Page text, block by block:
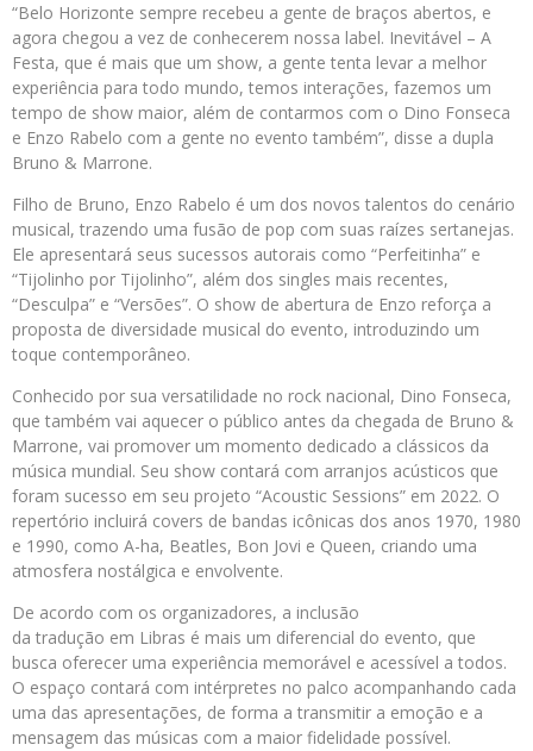
“Belo Horizonte sempre recebeu a gente de braços abertos, e
agora chegou a vez de conhecerem nossa label. Inevitável – A
Festa, que é mais que um show, a gente tenta levar a melhor
experiência para todo mundo, temos interações, fazemos um
tempo de show maior, além de contarmos com o Dino Fonseca
e Enzo Rabelo com a gente no evento também”, disse a dupla
Bruno & Marrone.
Filho de Bruno, Enzo Rabelo é um dos novos talentos do cenário
musical, trazendo uma fusão de pop com suas raízes sertanejas.
Ele apresentará seus sucessos autorais como “Perfeitinha” e
“Tijolinho por Tijolinho”, além dos singles mais recentes,
“Desculpa” e “Versões”. O show de abertura de Enzo reforça a
proposta de diversidade musical do evento, introduzindo um
toque contemporâneo.
Conhecido por sua versatilidade no rock nacional, Dino Fonseca,
que também vai aquecer o público antes da chegada de Bruno &
Marrone, vai promover um momento dedicado a clássicos da
música mundial. Seu show contará com arranjos acústicos que
foram sucesso em seu projeto “Acoustic Sessions” em 2022. O
repertório incluirá covers de bandas icônicas dos anos 1970, 1980
e 1990, como A-ha, Beatles, Bon Jovi e Queen, criando uma
atmosfera nostálgica e envolvente.
De acordo com os organizadores, a inclusão
da tradução em Libras é mais um diferencial do evento, que
busca oferecer uma experiência memorável e acessível a todos.
O espaço contará com intérpretes no palco acompanhando cada
uma das apresentações, de forma a transmitir a emoção e a
mensagem das músicas com a maior fidelidade possível.